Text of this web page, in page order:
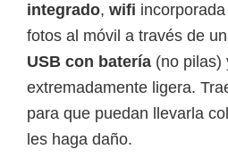
integrado, wifi
fotos al móvil a través de
USB con batería (no pilas)
extremadamente ligera.
para que puedan llevarla
les haga daño.